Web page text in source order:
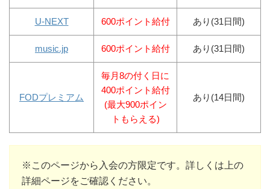
U-NEXT 600ポイント給付 あり(31日間)
music.jp 600ポイント給付 あり(31日間)
FODプレミアム
毎月8の付く日に
400ポイント給付
(最大900ポイン
トもらえる)
あり(14日間)
※このページから入会の方限定です。詳しくは上の
詳細ページをご確認ください。